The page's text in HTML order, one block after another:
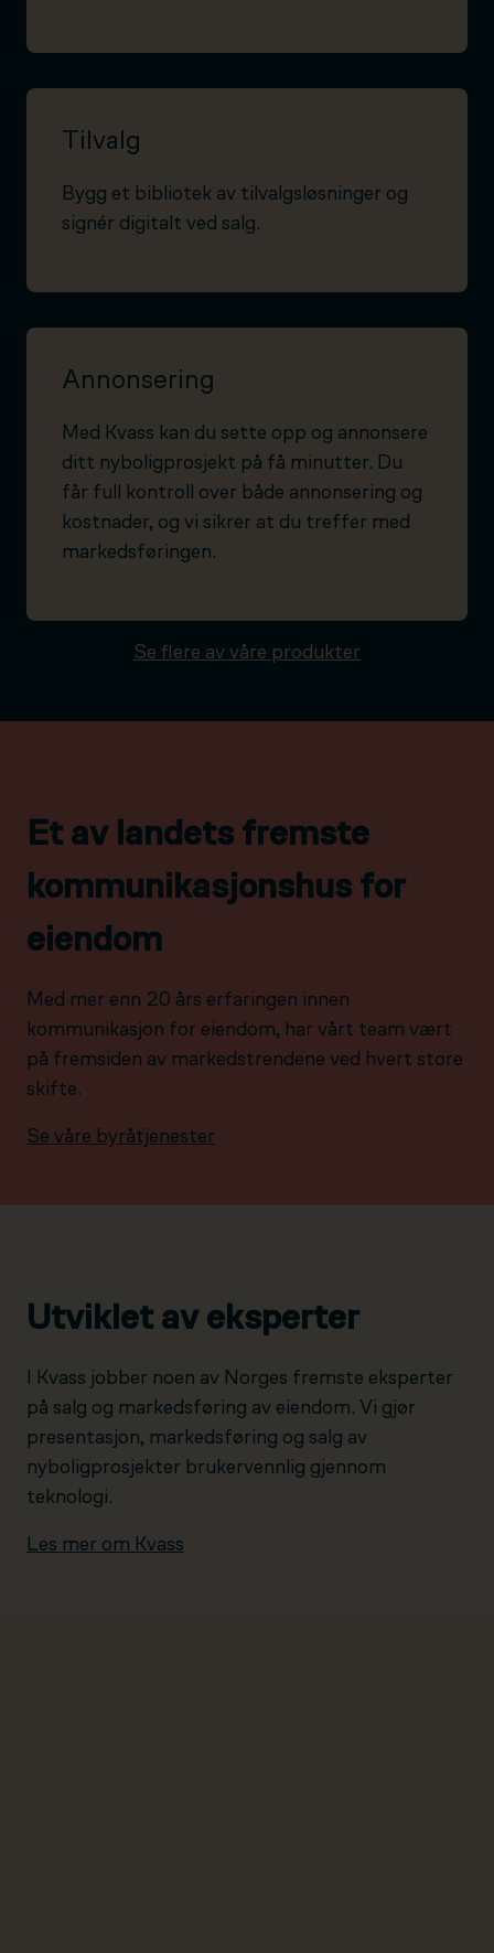
Tilvalg
Bygg et bibliotek av tilvalgsløsninger og
signér digitalt ved salg.
Annonsering
Med Kvass kan du sette opp og annonsere
ditt nyboligprosjekt på få minutter. Du
får full kontroll over både annonsering og
kostnader, og vi sikrer at du treffer med
markedsføringen.
Se flere av våre produkter
Et av landets fremste
kommunikasjonshus for
eiendom
Med mer enn 20 års erfaringen innen
kommunikasjon for eiendom, har vårt team vært
på fremsiden av markedstrendene ved hvert store
skifte.
Se våre byråtjenester
Utviklet av eksperter
I Kvass jobber noen av Norges fremste eksperter
på salg og markedsføring av eiendom. Vi gjør
presentasjon, markedsføring og salg av
nyboligprosjekter brukervennlig gjennom
teknologi.
Les mer om Kvass